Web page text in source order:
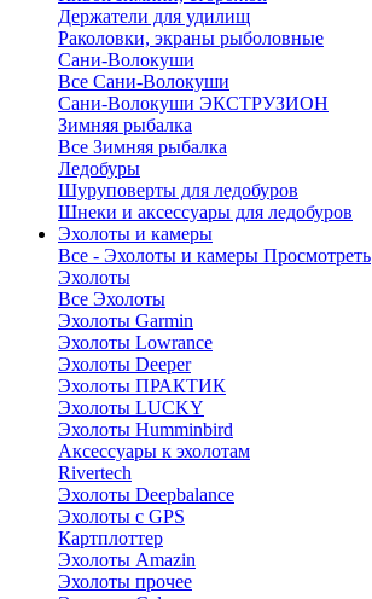
Держатели для удилищ
Раколовки, экраны рыболовные
Сани-Волокуши
Все Сани-Волокуши
Сани-Волокуши ЭКСТРУЗИОН
Зимняя рыбалка
Все Зимняя рыбалка
Ледобуры
Шуруповерты для ледобуров
Шнеки и аксессуары для ледобуров
Эхолоты и камеры
Все - Эхолоты и камеры Просмотреть
Эхолоты
Все Эхолоты
Эхолоты Garmin
Эхолоты Lowrance
Эхолоты Deeper
Эхолоты ПРАКТИК
Эхолоты LUCKY
Эхолоты Humminbird
Аксессуары к эхолотам
Rivertech
Эхолоты Deepbalance
Эхолоты с GPS
Картплоттер
Эхолоты Amazin
Эхолоты прочее